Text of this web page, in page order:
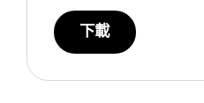
下載